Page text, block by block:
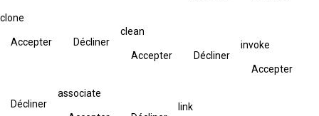
clone
Accepter Décliner
clean
Accepter Décliner
invoke
Accepter
Décliner
associate
link